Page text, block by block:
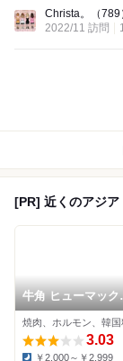
Christa。
（789
2022/11 訪問
[PR] 近くのアジ
牛角 ヒューマック
成田店
焼肉、ホルモン、韓国
3.03
￥2,000～￥2,999